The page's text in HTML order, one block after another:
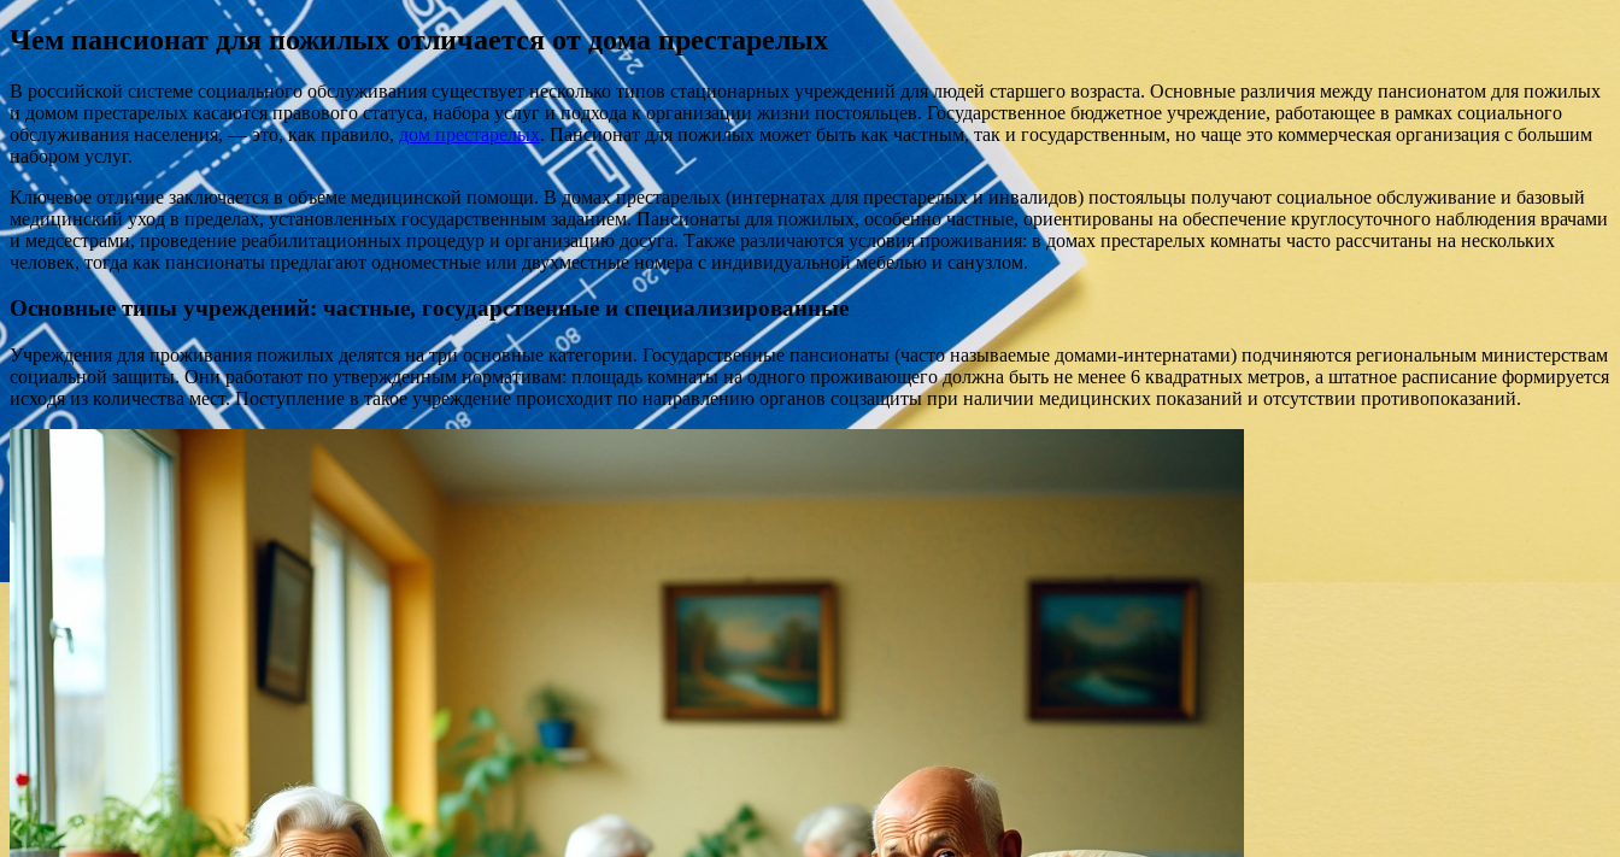
Чем пансионат для пожилых отличается от дома престарелых
В российской системе социального обслуживания существует несколько типов стационарных учреждений для людей старшего возраста. Основные различия между пансионатом для пожилых
и домом престарелых касаются правового статуса, набора услуг и подхода к организации жизни постояльцев. Государственное бюджетное учреждение, работающее в рамках социального
обслуживания населения, — это, как правило, дом престарелых. Пансионат для пожилых может быть как частным, так и государственным, но чаще это коммерческая организация с большим
набором услуг.
Ключевое отличие заключается в объеме медицинской помощи. В домах престарелых (интернатах для престарелых и инвалидов) постояльцы получают социальное обслуживание и базовый
медицинский уход в пределах, установленных государственным заданием. Пансионаты для пожилых, особенно частные, ориентированы на обеспечение круглосуточного наблюдения врачами
и медсестрами, проведение реабилитационных процедур и организацию досуга. Также различаются условия проживания: в домах престарелых комнаты часто рассчитаны на нескольких
человек, тогда как пансионаты предлагают одноместные или двухместные номера с индивидуальной мебелью и санузлом.
Основные типы учреждений: частные, государственные и специализированные
Учреждения для проживания пожилых делятся на три основные категории. Государственные пансионаты (часто называемые домами-интернатами) подчиняются региональным министерствам
социальной защиты. Они работают по утвержденным нормативам: площадь комнаты на одного проживающего должна быть не менее 6 квадратных метров, а штатное расписание формируется
исходя из количества мест. Поступление в такое учреждение происходит по направлению органов соцзащиты при наличии медицинских показаний и отсутствии противопоказаний.